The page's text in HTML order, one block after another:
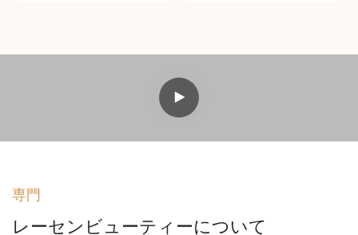
専門
レーセンビューティーについて